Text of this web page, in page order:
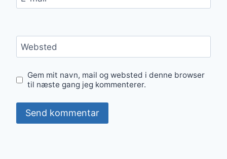
Websted
Gem mit navn, mail og websted i denne browser
til næste gang jeg kommenterer.